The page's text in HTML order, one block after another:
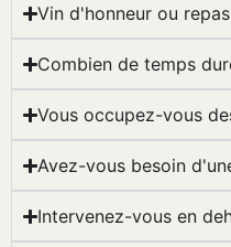
Vin d'honneur ou
Combien de temps
Vous occupez-vous
Avez-vous besoin
Intervenez-vous en